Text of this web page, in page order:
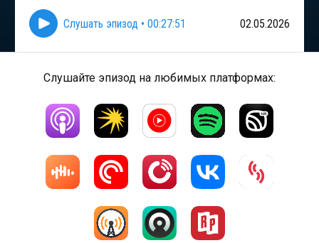
Слушать эпизод • 00:27:51 02.05.2026
Слушайте эпизод на любимых платформах: